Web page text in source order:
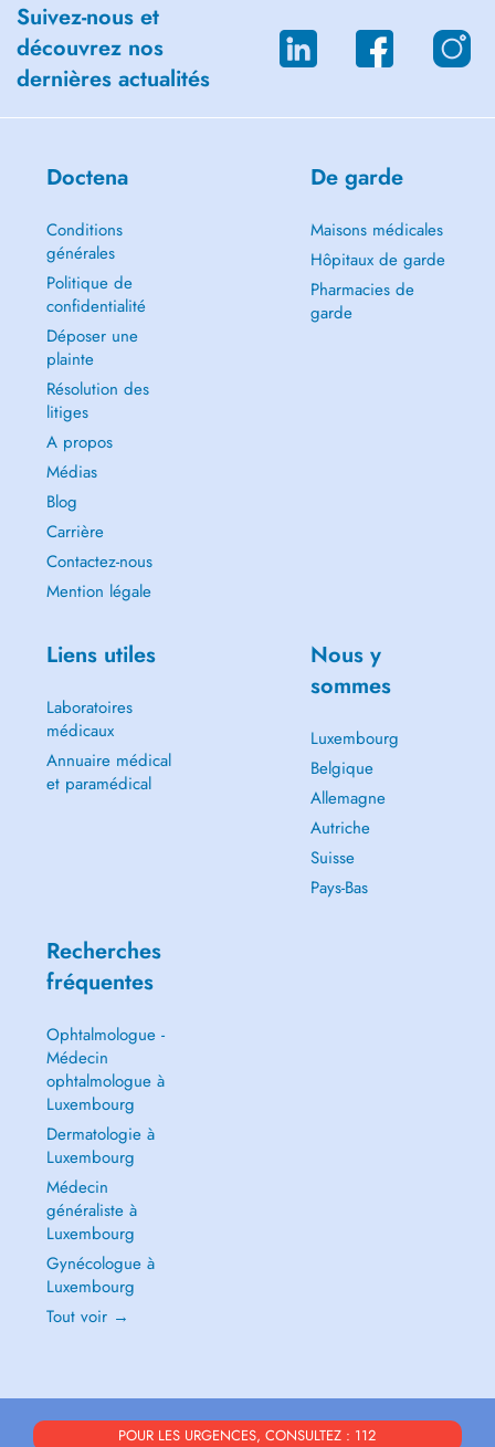
Suivez-nous et
découvrez nos
dernières actualités
Doctena
Conditions
générales
Politique de
confidentialité
Déposer une
plainte
Résolution des
litiges
A propos
Médias
Blog
Carrière
Contactez-nous
Mention légale
De garde
Maisons médicales
Hôpitaux de garde
Pharmacies de
garde
Liens utiles
Laboratoires
médicaux
Annuaire médical
et paramédical
Nous y
sommes
Luxembourg
Belgique
Allemagne
Autriche
Suisse
Pays-Bas
Recherches
fréquentes
Ophtalmologue -
Médecin
ophtalmologue à
Luxembourg
Dermatologie à
Luxembourg
Médecin
généraliste à
Luxembourg
Gynécologue à
Luxembourg
Tout voir →
POUR LES URGENCES, CONSULTEZ : 112